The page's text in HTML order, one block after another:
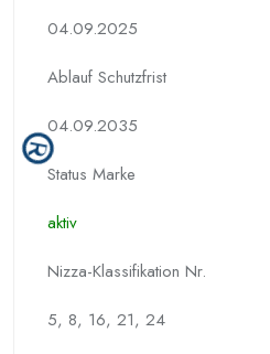
04.09.2025
Ablauf Schutzfrist
04.09.2035
Status Marke
aktiv
Nizza-Klassifikation Nr.
5, 8, 16, 21, 24